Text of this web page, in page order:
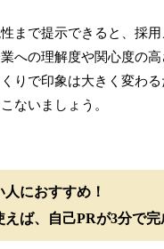
まで提示できると、採
への理解度や関心度の高
りで印象は大きく変わ
ないましょう。
におすすめ！
えば、自己PRが3分で